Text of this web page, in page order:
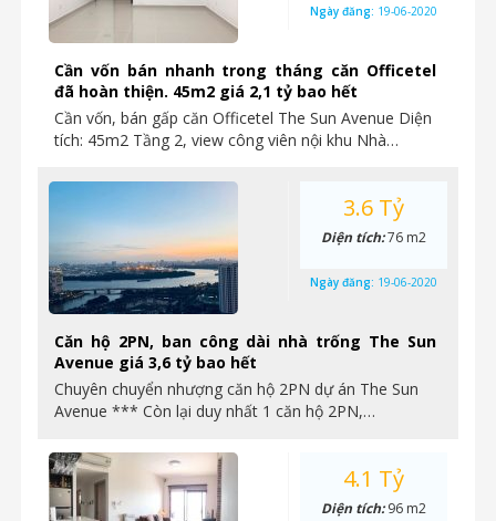
Cần vốn bán nhanh trong tháng căn Officetel
đã hoàn thiện. 45m2 giá 2,1 tỷ bao hết
Cần vốn, bán gấp căn Officetel The Sun Avenue Diện
tích: 45m2 Tầng 2, view công viên nội khu Nhà…
Ngày đăng: 19-06-2020
Căn hộ 2PN, ban công dài nhà trống The Sun
Avenue giá 3,6 tỷ bao hết
Chuyên chuyển nhượng căn hộ 2PN dự án The Sun
Avenue *** Còn lại duy nhất 1 căn hộ 2PN,…
3.6 Tỷ
Diện tích:76 m2
Ngày đăng: 19-06-2020
4.1 Tỷ
Diện tích:96 m2